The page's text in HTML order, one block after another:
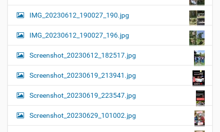
IMG_20230612_190027_190.jpg
IMG_20230612_190027_196.jpg
Screenshot_20230612_182517.jpg
Screenshot_20230619_213941.jpg
Screenshot_20230619_223547.jpg
Screenshot_20230629_101002.jpg